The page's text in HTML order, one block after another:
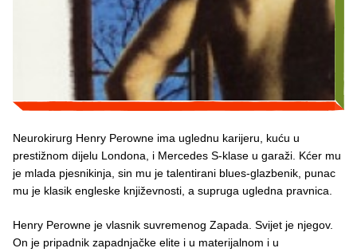
Neurokirurg Henry Perowne ima uglednu karijeru, kuću u
prestižnom dijelu Londona, i Mercedes S-klase u garaži. Kćer mu
je mlada pjesnikinja, sin mu je talentirani blues-glazbenik, punac
mu je klasik engleske književnosti, a supruga ugledna pravnica.
Henry Perowne je vlasnik suvremenog Zapada. Svijet je njegov.
On je pripadnik zapadnjačke elite i u materijalnom i u